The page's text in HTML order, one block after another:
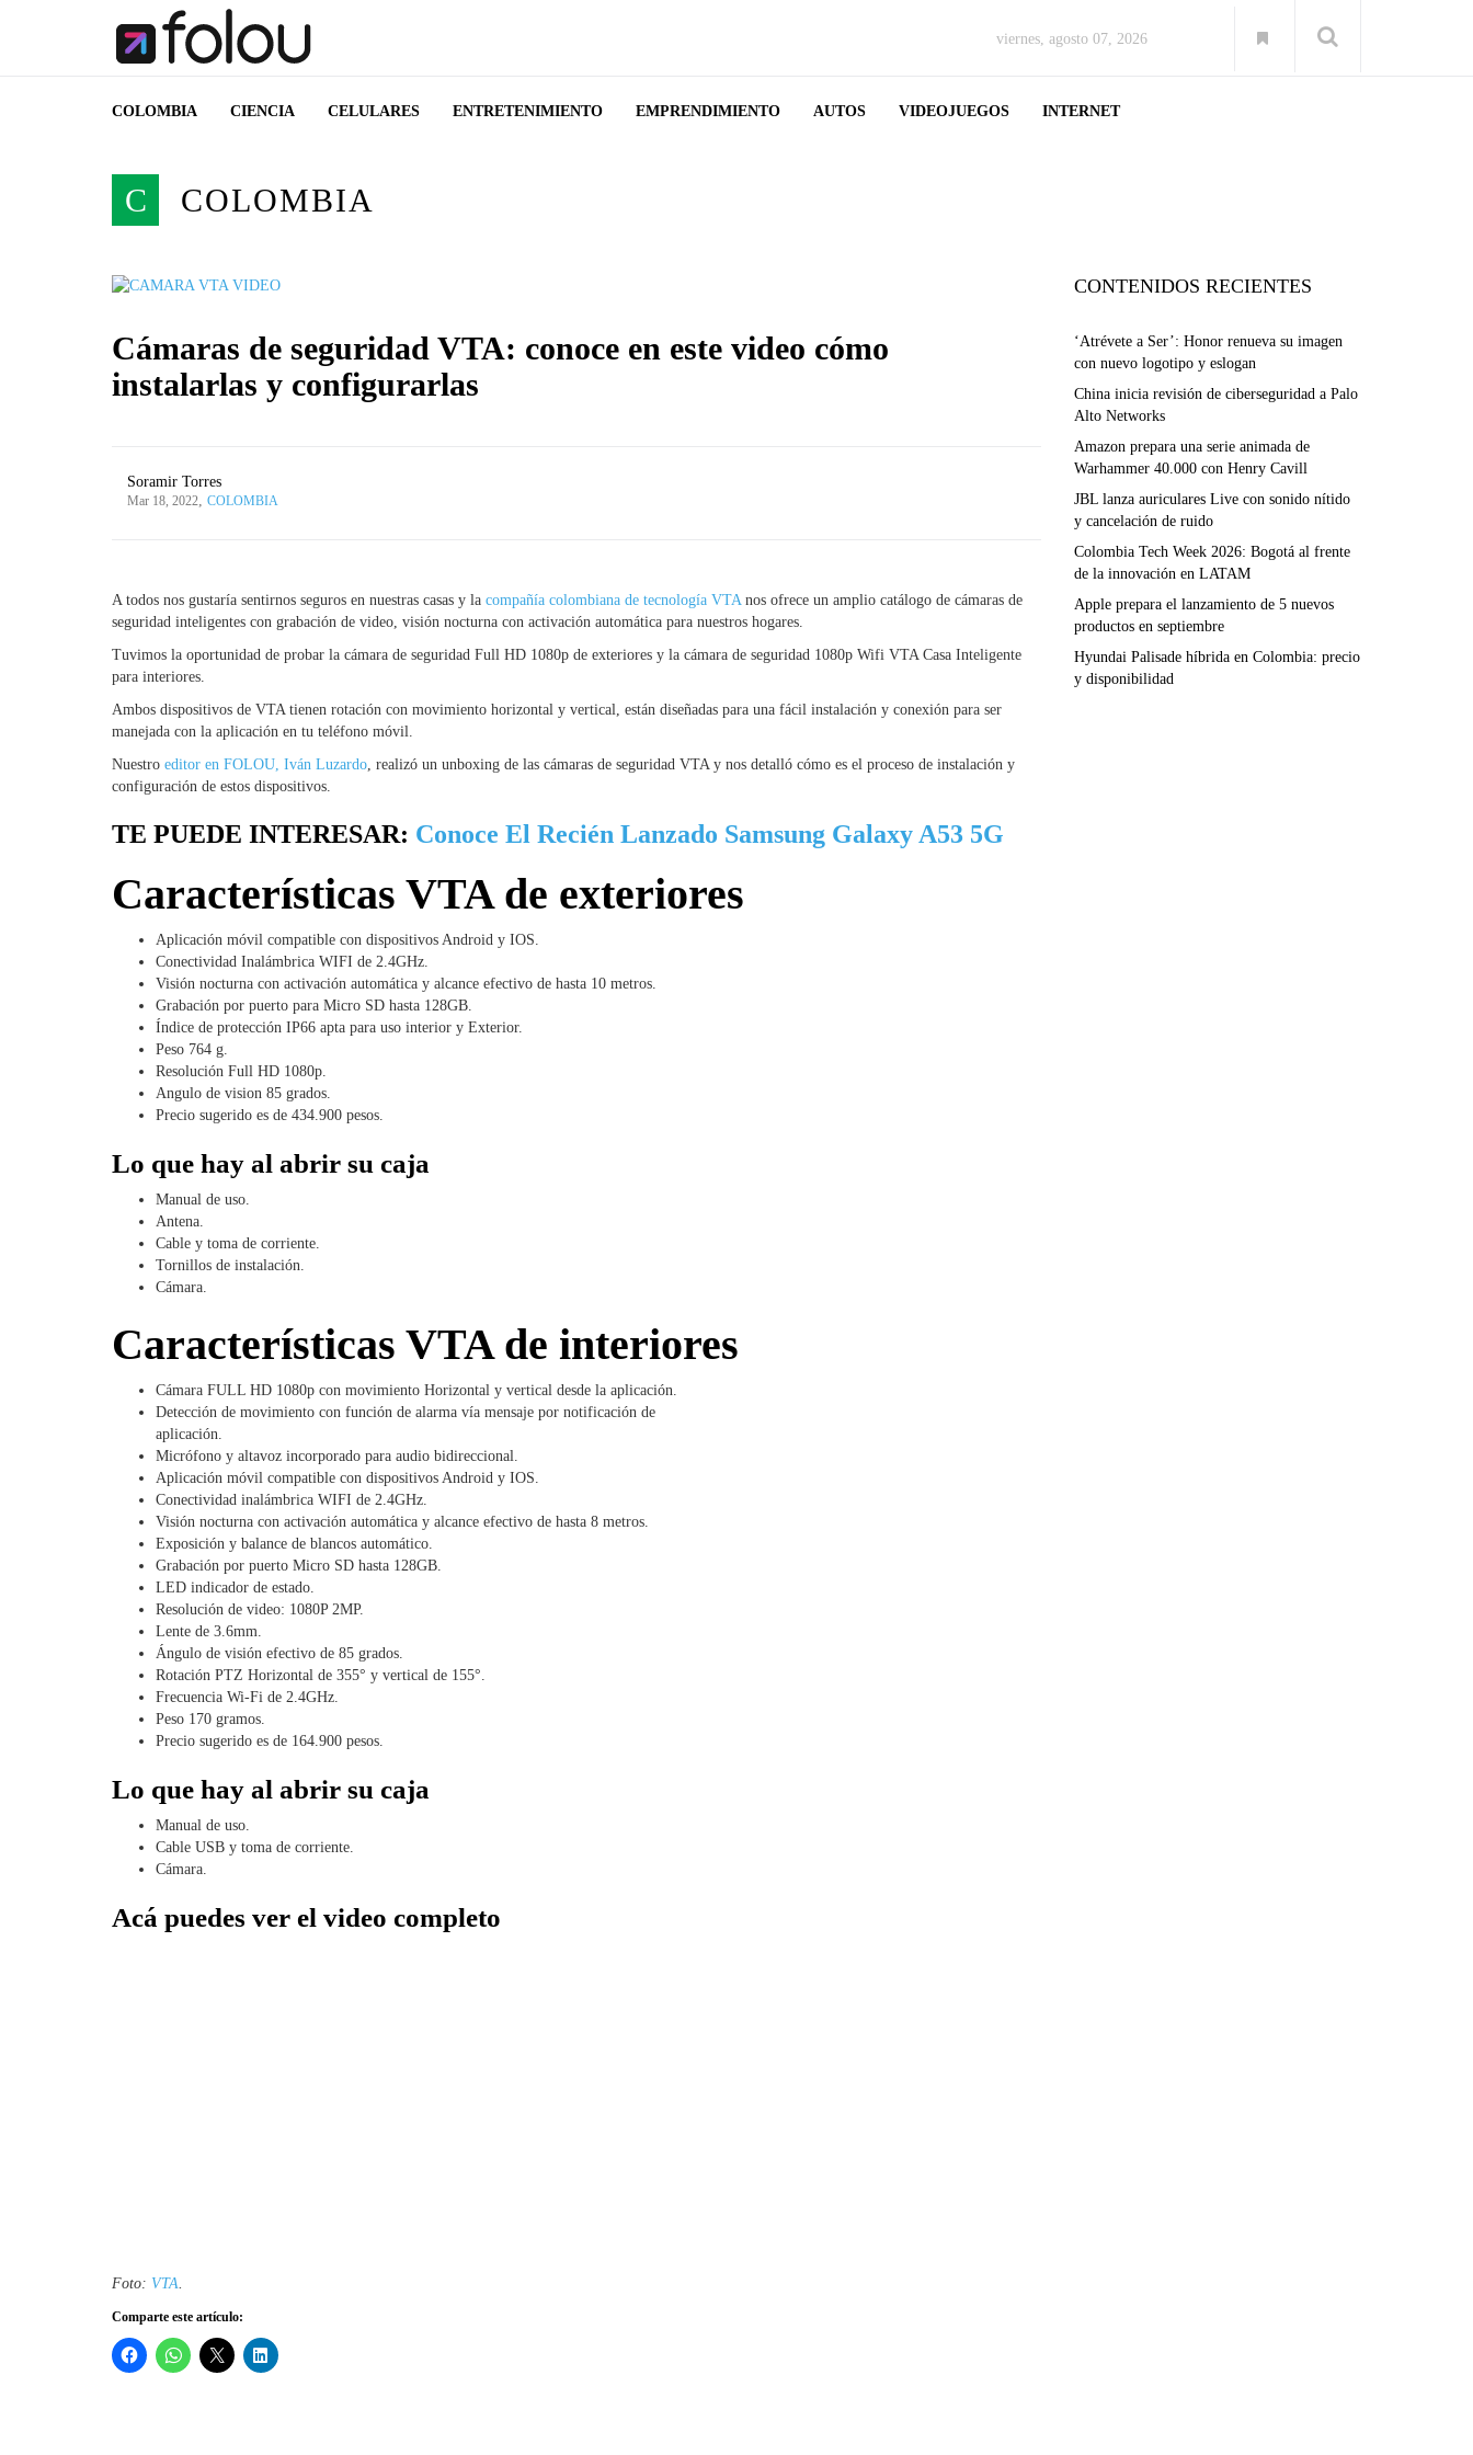
viernes, agosto 07, 2026
COLOMBIA CIENCIA CELULARES ENTRETENIMIENTO EMPRENDIMIENTO AUTOS VIDEOJUEGOS INTERNET
C COLOMBIA
Cámaras de seguridad VTA: conoce en este video cómo
instalarlas y configurarlas
Soramir Torres
Mar 18, 2022, COLOMBIA
A todos nos gustaría sentirnos seguros en nuestras casas y la compañía colombiana de tecnología VTA nos ofrece un amplio catálogo de cámaras de
seguridad inteligentes con grabación de video, visión nocturna con activación automática para nuestros hogares.
Tuvimos la oportunidad de probar la cámara de seguridad Full HD 1080p de exteriores y la cámara de seguridad 1080p Wifi VTA Casa Inteligente
para interiores.
Ambos dispositivos de VTA tienen rotación con movimiento horizontal y vertical, están diseñadas para una fácil instalación y conexión para ser
manejada con la aplicación en tu teléfono móvil.
Nuestro editor en FOLOU, Iván Luzardo, realizó un unboxing de las cámaras de seguridad VTA y nos detalló cómo es el proceso de instalación y
configuración de estos dispositivos.
TE PUEDE INTERESAR: Conoce El Recién Lanzado Samsung Galaxy A53 5G
Características VTA de exteriores
Aplicación móvil compatible con dispositivos Android y IOS.
Conectividad Inalámbrica WIFI de 2.4GHz.
Visión nocturna con activación automática y alcance efectivo de hasta 10 metros.
Grabación por puerto para Micro SD hasta 128GB.
Índice de protección IP66 apta para uso interior y Exterior.
Peso 764 g.
Resolución Full HD 1080p.
Angulo de vision 85 grados.
Precio sugerido es de 434.900 pesos.
Lo que hay al abrir su caja
Manual de uso.
Antena.
Cable y toma de corriente.
Tornillos de instalación.
Cámara.
Características VTA de interiores
Cámara FULL HD 1080p con movimiento Horizontal y vertical desde la aplicación.
Detección de movimiento con función de alarma vía mensaje por notificación de
aplicación.
Micrófono y altavoz incorporado para audio bidireccional.
Aplicación móvil compatible con dispositivos Android y IOS.
Conectividad inalámbrica WIFI de 2.4GHz.
Visión nocturna con activación automática y alcance efectivo de hasta 8 metros.
Exposición y balance de blancos automático.
Grabación por puerto Micro SD hasta 128GB.
LED indicador de estado.
Resolución de video: 1080P 2MP.
Lente de 3.6mm.
Ángulo de visión efectivo de 85 grados.
Rotación PTZ Horizontal de 355° y vertical de 155°.
Frecuencia Wi-Fi de 2.4GHz.
Peso 170 gramos.
Precio sugerido es de 164.900 pesos.
Lo que hay al abrir su caja
Manual de uso.
Cable USB y toma de corriente.
Cámara.
Acá puedes ver el video completo
Foto: VTA.
Comparte este artículo:
CONTENIDOS RECIENTES
‘Atrévete a Ser’: Honor renueva su imagen
con nuevo logotipo y eslogan
China inicia revisión de ciberseguridad a Palo
Alto Networks
Amazon prepara una serie animada de
Warhammer 40.000 con Henry Cavill
JBL lanza auriculares Live con sonido nítido
y cancelación de ruido
Colombia Tech Week 2026: Bogotá al frente
de la innovación en LATAM
Apple prepara el lanzamiento de 5 nuevos
productos en septiembre
Hyundai Palisade híbrida en Colombia: precio
y disponibilidad